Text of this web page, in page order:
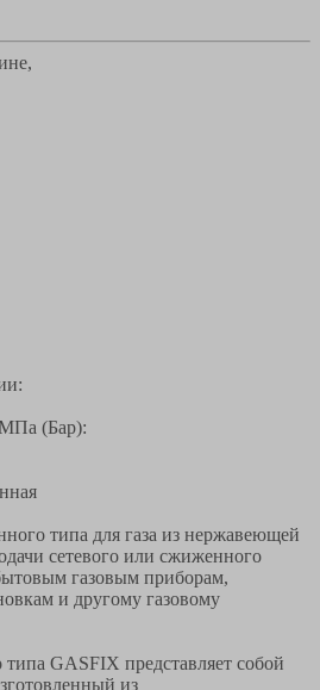
(Бар):
типа для газа из нержавеющей
сетевого или сжиженного
газовым приборам,
и другому газовому
GASFIX представляет собой
из